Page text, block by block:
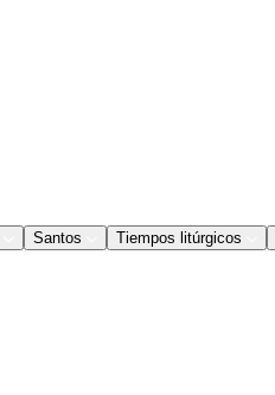
Santos Tiempos litúrgicos